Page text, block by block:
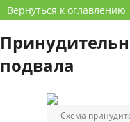
Вернуться к оглавлению
подвала
Схема